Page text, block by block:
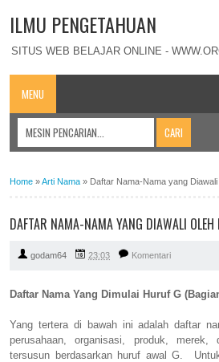
ILMU PENGETAHUAN
SITUS WEB BELAJAR ONLINE -
MENU
Home »Arti Nama » Daftar Nama-Nama yang
DAFTAR NAMA-NAMA YANG DIAWALI
godam64 23:03 Komentari
Daftar Nama Yang Dimulai Huruf G
Yang tertera di bawah ini adalah daftar
perusahaan, organisasi, produk,
tersusun berdasarkan huruf awal G.